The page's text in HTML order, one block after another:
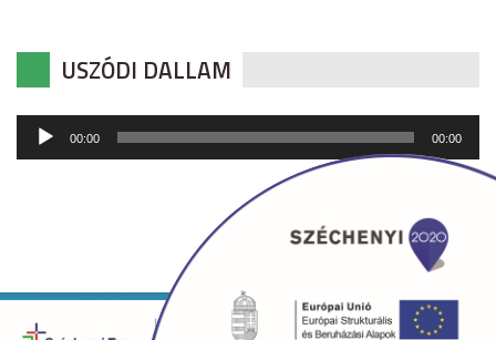
USZÓDI DALLAM
Audió
lejátszó
00:00 00:00
Copyright © 2026 uszod.hu Minden jog fenntartva. •